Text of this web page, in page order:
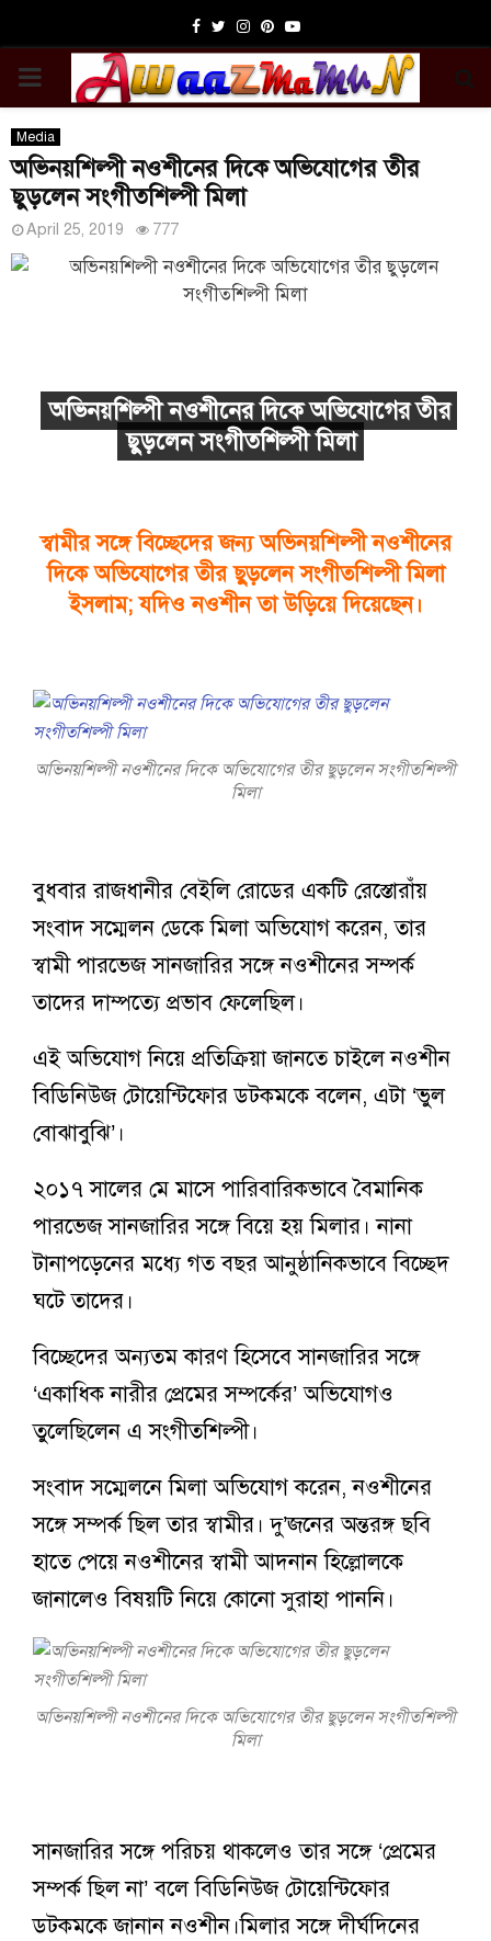
Facebook
TwitterInstagram
Pinterest
Youtube
PRIMARY
MENU
Media
অভিনয়শিল্পী নওশীনের দিকে অভিযোগের তীর
ছুড়লেন সংগীতশিল্পী মিলা
April 25, 2019 777
অভিনয়শিল্পী নওশীনের দিকে অভিযোগের তীর
ছুড়লেন সংগীতশিল্পী মিলা
স্বামীর সঙ্গে বিচ্ছেদের জন্য অভিনয়শিল্পী নওশীনের
দিকে অভিযোগের তীর ছুড়লেন সংগীতশিল্পী মিলা
ইসলাম; যদিও নওশীন তা উড়িয়ে দিয়েছেন।
অভিনয়শিল্পী নওশীনের দিকে অভিযোগের তীর ছুড়লেন সংগীতশিল্পী
মিলা
বুধবার রাজধানীর বেইলি রোডের একটি রেস্তোরাঁয়
সংবাদ সম্মেলন ডেকে মিলা অভিযোগ করেন, তার
স্বামী পারভেজ সানজারির সঙ্গে নওশীনের সম্পর্ক
তাদের দাম্পত্যে প্রভাব ফেলেছিল।
এই অভিযোগ নিয়ে প্রতিক্রিয়া জানতে চাইলে নওশীন
বিডিনিউজ টোয়েন্টিফোর ডটকমকে বলেন, এটা ‘ভুল
বোঝাবুঝি’।
২০১৭ সালের মে মাসে পারিবারিকভাবে বৈমানিক
পারভেজ সানজারির সঙ্গে বিয়ে হয় মিলার। নানা
টানাপড়েনের মধ্যে গত বছর আনুষ্ঠানিকভাবে বিচ্ছেদ
ঘটে তাদের।
বিচ্ছেদের অন্যতম কারণ হিসেবে সানজারির সঙ্গে
‘একাধিক নারীর প্রেমের সম্পর্কের’ অভিযোগও
তুলেছিলেন এ সংগীতশিল্পী।
সংবাদ সম্মেলনে মিলা অভিযোগ করেন, নওশীনের
সঙ্গে সম্পর্ক ছিল তার স্বামীর। দু’জনের অন্তরঙ্গ ছবি
হাতে পেয়ে নওশীনের স্বামী আদনান হিল্লোলকে
জানালেও বিষয়টি নিয়ে কোনো সুরাহা পাননি।
অভিনয়শিল্পী নওশীনের দিকে অভিযোগের তীর ছুড়লেন সংগীতশিল্পী
মিলা
সানজারির সঙ্গে পরিচয় থাকলেও তার সঙ্গে ‘প্রেমের
সম্পর্ক ছিল না’ বলে বিডিনিউজ টোয়েন্টিফোর
ডটকমকে জানান নওশীন।মিলার সঙ্গে দীর্ঘদিনের